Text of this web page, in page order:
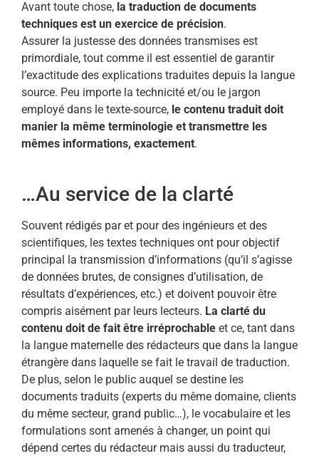
Avant toute chose, la traduction de documents
techniques est un exercice de précision.
Assurer la justesse des données transmises est
primordiale, tout comme il est essentiel de garantir
l’exactitude des explications traduites depuis la langue
source. Peu importe la technicité et/ou le jargon
employé dans le texte-source, le contenu traduit doit
manier la même terminologie et transmettre les
mêmes informations, exactement.
…Au service de la clarté
Souvent rédigés par et pour des ingénieurs et des
scientifiques, les textes techniques ont pour objectif
principal la transmission d’informations (qu’il s’agisse
de données brutes, de consignes d’utilisation, de
résultats d’expériences, etc.) et doivent pouvoir être
compris aisément par leurs lecteurs. La clarté du
contenu doit de fait être irréprochable et ce, tant dans
la langue maternelle des rédacteurs que dans la langue
étrangère dans laquelle se fait le travail de traduction.
De plus, selon le public auquel se destine les
documents traduits (experts du même domaine, clients
du même secteur, grand public…), le vocabulaire et les
formulations sont amenés à changer, un point qui
dépend certes du rédacteur mais aussi du traducteur,